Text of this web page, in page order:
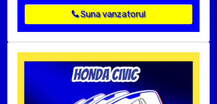
Suna vanzatorul